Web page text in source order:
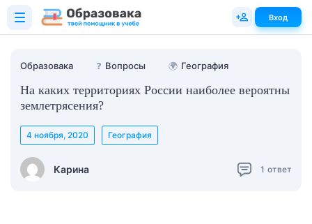
Образовака ❓ Вопросы 🌍 География
На каких территориях России наиболее вероятны
землетрясения?
Карина
4 ноября, 2020 География
1 ответ
Вход